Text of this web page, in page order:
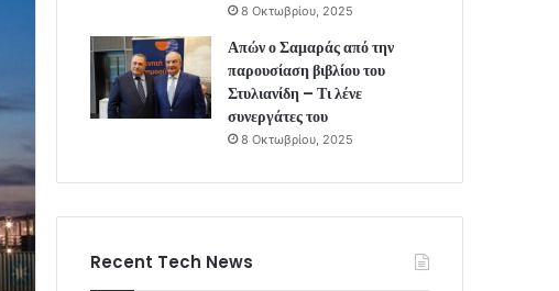
8 Οκτωβρίου, 2025
Απών ο Σαμαράς από την
παρουσίαση βιβλίου του
Στυλιανίδη – Τι λένε
συνεργάτες του
8 Οκτωβρίου, 2025
Recent Tech News